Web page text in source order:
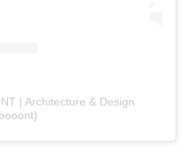
| Architecture & Design